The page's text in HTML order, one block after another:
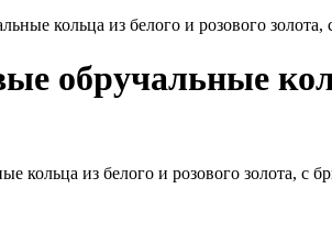
кольца из белого и розового
обручальные